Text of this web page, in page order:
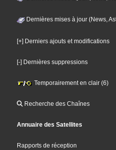
Dernières mises à jour (News,
[+] Derniers ajouts et modifications
[-] Dernières suppressions
Temporairement en clair (6)
Recherche des Chaînes
Annuaire des Satellites
Rapports de réception